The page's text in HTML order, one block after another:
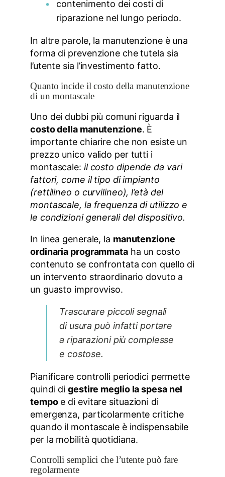
contenimento dei costi di
riparazione nel lungo periodo.
In altre parole, la manutenzione è una
forma di prevenzione che tutela sia
l’utente sia l’investimento fatto.
Quanto incide il costo della manutenzione
di un montascale
Uno dei dubbi più comuni riguarda il
costo della manutenzione. È
importante chiarire che non esiste un
prezzo unico valido per tutti i
montascale: il costo dipende da vari
fattori, come il tipo di impianto
(rettilineo o curvilineo), l’età del
montascale, la frequenza di utilizzo e
le condizioni generali del dispositivo.
In linea generale, la manutenzione
ordinaria programmataha un costo
contenuto se confrontata con quello di
un intervento straordinario dovuto a
un guasto improvviso.
Trascurare piccoli segnali
di usura può infatti portare
a riparazioni più complesse
e costose.
Pianificare controlli periodici permette
quindi digestire meglio la spesa nel
tempoe di evitare situazioni di
emergenza, particolarmente critiche
quando il montascale è indispensabile
per la mobilità quotidiana.
Controlli semplici che l’utente può fare
regolarmente